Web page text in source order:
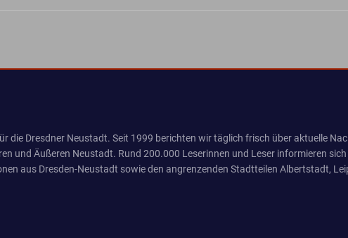
die Dresdner Neustadt. Seit 1999 berichten wir täglich frisch über aktuelle
und Äußeren Neustadt. Rund 200.000 Leserinnen und Leser informieren
aus Dresden-Neustadt sowie den angrenzenden Stadtteilen Albertstadt,